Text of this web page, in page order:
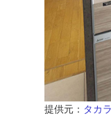
提供元： タカ